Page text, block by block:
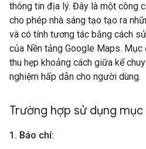
thông tin địa lý. Đây là một công
cho phép nhà sáng tạo tạo ra
và có tính tương tác bằng cách
của Nền tảng Google Maps.
thu hẹp khoảng cách giữa kể
nghiệm hấp dẫn cho người dùng.
Trường hợp sử dụng
1 . Báo chí: